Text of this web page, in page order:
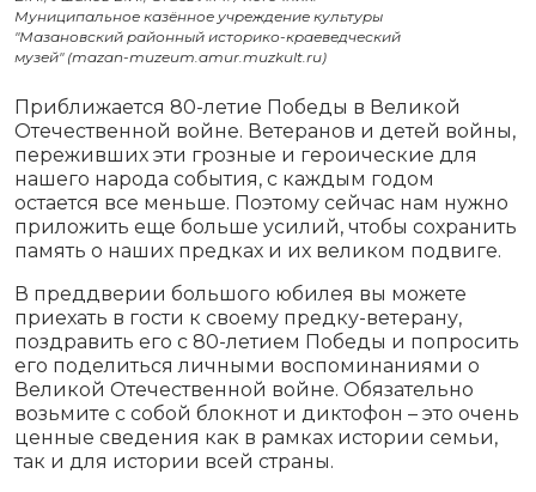
Муниципальное казённое учреждение культуры
"Мазановский районный историко-краеведческий
музей" (mazan-muzeum.amur.muzkult.ru)
Приближается 80-летие Победы в Великой
Отечественной войне. Ветеранов и детей войны,
переживших эти грозные и героические для
нашего народа события, с каждым годом
остается все меньше. Поэтому сейчас нам нужно
приложить еще больше усилий, чтобы сохранить
память о наших предках и их великом подвиге.
В преддверии большого юбилея вы можете
приехать в гости к своему предку-ветерану,
поздравить его с 80-летием Победы и попросить
его поделиться личными воспоминаниями о
Великой Отечественной войне. Обязательно
возьмите с собой блокнот и диктофон – это очень
ценные сведения как в рамках истории семьи,
так и для истории всей страны.